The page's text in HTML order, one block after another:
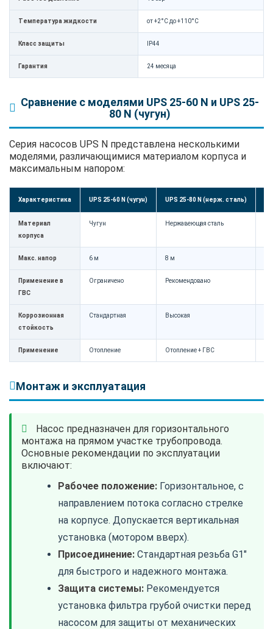
Температура жидкости от +2°C до +110°C
Класс защиты IP44
Гарантия 24 месяца
Сравнение с моделями UPS 25-60 N и UPS 25-
80 N (чугун)
Серия насосов UPS N представлена несколькими
моделями, различающимися материалом корпуса и
максимальным напором:
Характеристика UPS 25-60 N (чугун) UPS 25-80 N (нерж. сталь)
Материал
корпуса
Чугун Нержавеющая сталь
Макс. напор 6 м 8 м
Применение в
ГВС
Ограничено Рекомендовано
Коррозионная
стойкость
Стандартная Высокая
Применение Отопление Отопление + ГВС
Монтаж и эксплуатация
Насос предназначен для горизонтального
монтажа на прямом участке трубопровода.
Основные рекомендации по эксплуатации
включают:
Рабочее положение: Горизонтальное, с
направлением потока согласно стрелке
на корпусе. Допускается вертикальная
установка (мотором вверх).
Присоединение: Стандартная резьба G1"
для быстрого и надежного монтажа.
Защита системы: Рекомендуется
установка фильтра грубой очистки перед
насосом для защиты от механических